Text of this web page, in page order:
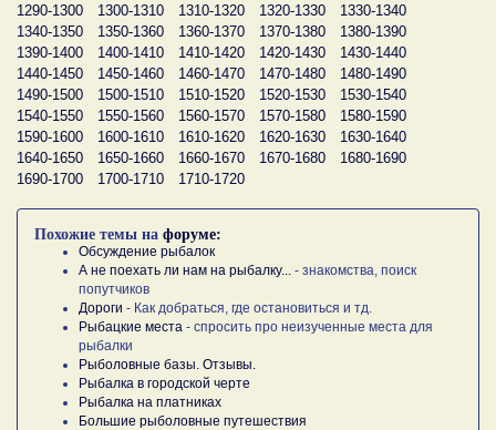
1290-1300
1300-1310 1310-1320 1320-1330
1330-1340
1340-1350
1350-1360 1360-1370 1370-1380
1380-1390
1390-1400
1400-1410 1410-1420 1420-1430
1430-1440
1440-1450
1450-1460 1460-1470 1470-1480
1480-1490
1490-1500
1500-1510 1510-1520 1520-1530
1530-1540
1540-1550
1550-1560 1560-1570 1570-1580
1580-1590
1590-1600
1600-1610 1610-1620 1620-1630
1630-1640
1640-1650
1650-1660 1660-1670 1670-1680
1680-1690
1690-1700
1700-1710 1710-1720
Похожие темы на форуме:
Обсуждение рыбалок
А не поехать ли нам на рыбалку...
- знакомства, поиск
попутчиков
Дороги - Как добраться, где остановиться и тд.
Рыбацкие места - спросить про неизученные места для
рыбалки
Рыболовные базы. Отзывы.
Рыбалка в городской черте
Рыбалка на платниках
Большие рыболовные путешествия